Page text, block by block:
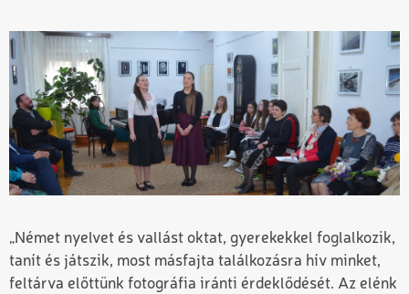
„Német nyelvet és vallást oktat, gyerekekkel foglalkozik,
tanít és játszik, most másfajta találkozásra hív minket,
feltárva előttünk fotográfia iránti érdeklődését. Az elénk